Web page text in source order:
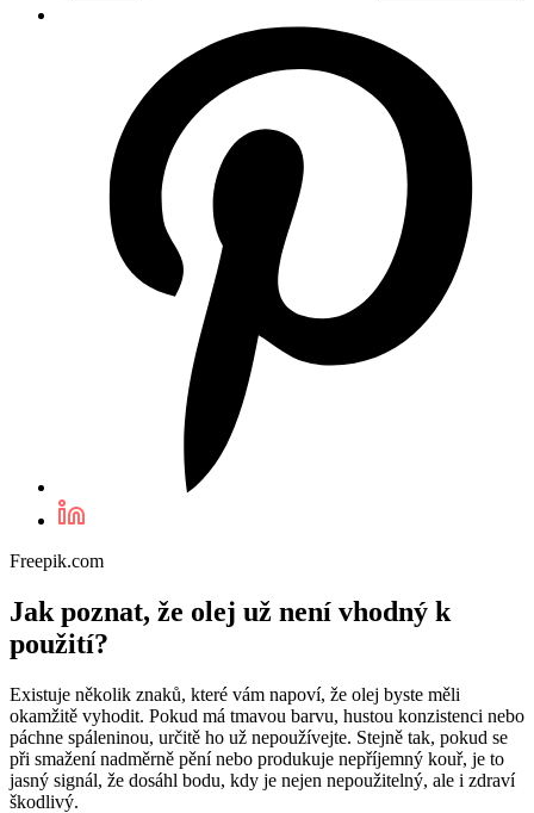
Freepik.com
Jak poznat, že olej už není vhodný k
použití?
Existuje několik znaků, které vám napoví, že olej byste měli
okamžitě vyhodit. Pokud má tmavou barvu, hustou konzistenci nebo
páchne spáleninou, určitě ho už nepoužívejte. Stejně tak, pokud se
při smažení nadměrně pění nebo produkuje nepříjemný kouř, je to
jasný signál, že dosáhl bodu, kdy je nejen nepoužitelný, ale i zdraví
škodlivý.